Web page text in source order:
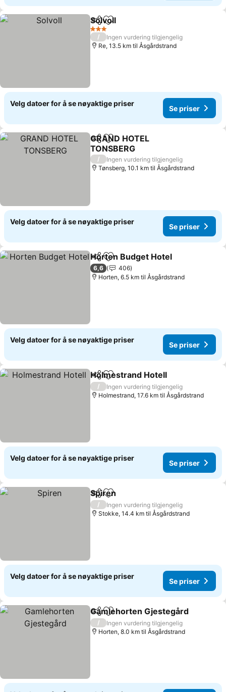
Del Legg til i favoritter
Solvoll
3 Stjerner
/
Ingen vurdering tilgjengelig
Re, 13.5 km til Åsgårdstrand
Velg datoer for å se nøyaktige priser
Se priser
Del Legg til i favoritter
GRAND HOTEL
TONSBERG
Se priser
/
Ingen vurdering tilgjengelig
Tønsberg, 10.1 km til Åsgårdstrand
Velg datoer for å se nøyaktige priser
Se priser
Del Legg til i favoritter
Horten Budget Hotel
6,6
406
Horten, 6.5 km til Åsgårdstrand
Velg datoer for å se nøyaktige priser
Se priser
Del Legg til i favoritter
Holmestrand Hotell
/
Ingen vurdering tilgjengelig
Holmestrand, 17.6 km til Åsgårdstrand
Velg datoer for å se nøyaktige priser
Se priser
Del Legg til i favoritter
Spiren
/
Ingen vurdering tilgjengelig
Stokke, 14.4 km til Åsgårdstrand
Velg datoer for å se nøyaktige priser
Se priser
Del Legg til i favoritter
Gamlehorten Gjestegård
/
Ingen vurdering tilgjengelig
Horten, 8.0 km til Åsgårdstrand